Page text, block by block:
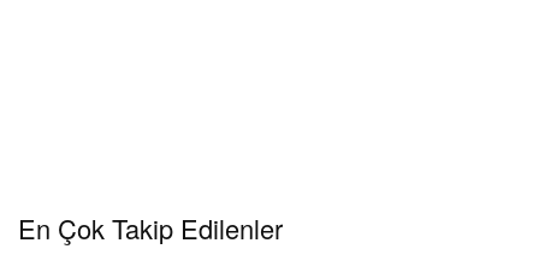
En Çok Takip Edilenler